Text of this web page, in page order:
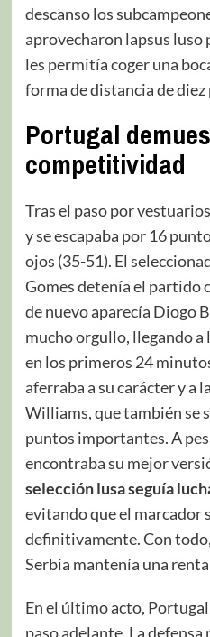
descanso los
aprovecharon lapsus luso
les permitía coger una
forma de distancia de
Portugal
competitividad
Tras el paso por
y se escapaba por 16
ojos (35-51). El
Gomes detenía el partido
de nuevo aparecía Diogo
mucho orgullo, llegando a
en los primeros 24
aferraba a su carácter y a
Williams, que también se
puntos importantes. A
encontraba su mejor
selección lusa seguía
evitando que el marcador
definitivamente. Con
Serbia mantenía una
En el último acto,
paso adelante. La